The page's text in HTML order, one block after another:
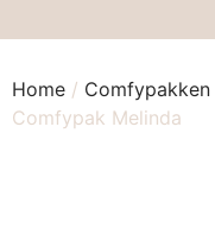
Home /
Comfypak Melinda